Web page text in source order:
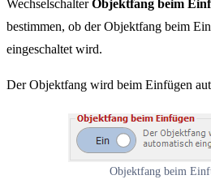
WechselschalterObjektfang beim
bestimmen, ob der Objektfang beim
eingeschaltet wird.
Der Objektfang wird beim Einfügen
Objektfang beim